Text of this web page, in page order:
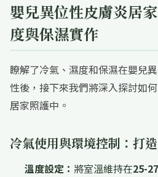
嬰兒異位性皮膚炎居
度與保濕實作
瞭解了冷氣、濕度和保濕在嬰兒
性後，接下來我們將深入探討如
居家照護中。
冷氣使用與環境控制：打
溫度設定： 將室溫維持在25-